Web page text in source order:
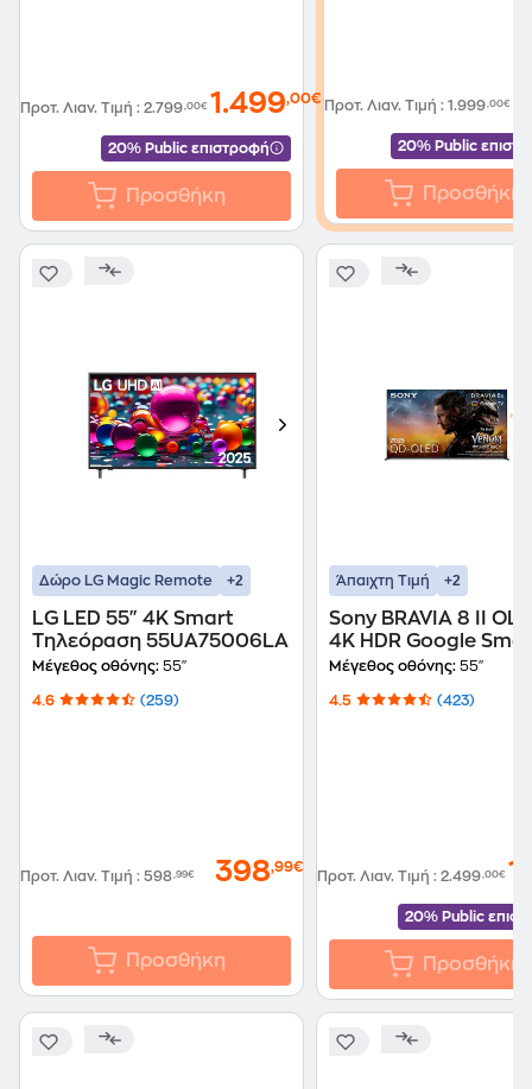
Προτ. Λιαν. Τιμή : 2.799,00€ 1.499,00€
20% Public επιστροφή
Προσθήκη
Προτ. Λιαν. Τιμή : 1.999,00€
20% Public
Προσθήκη
Δώρο LG Magic Remote +2
LG LED 55" 4K Smart
Τηλεόραση 55UA75006LA
Μέγεθος οθόνης: 55"
4.6 (259)
Προτ. Λιαν. Τιμή : 598,99€ 398,99€
Προσθήκη
Άπαιχτη Τιμή +2
Sony BRAVIA 8 II
4K HDR Google
Τηλεόραση
Μέγεθος οθόνης: 55"
4.5 (423)
Προτ. Λιαν. Τιμή : 2.499,00€
20% Public
Προσθήκη